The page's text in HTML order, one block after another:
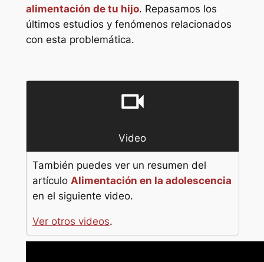
alimentación de tu hijo. Repasamos los
últimos estudios y fenómenos relacionados
con esta problemática.
videocam
Video
También puedes ver un resumen del
artículo Alimentación en la adolescencia
en el siguiente video.
Ver otros videos.